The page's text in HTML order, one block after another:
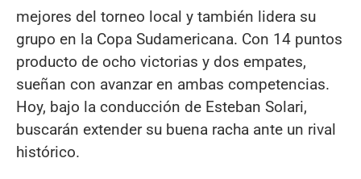
mejores del torneo local y también lidera su
grupo en la Copa Sudamericana. Con 14 puntos
producto de ocho victorias y dos empates,
sueñan con avanzar en ambas competencias.
Hoy, bajo la conducción de Esteban Solari,
buscarán extender su buena racha ante un rival
histórico.